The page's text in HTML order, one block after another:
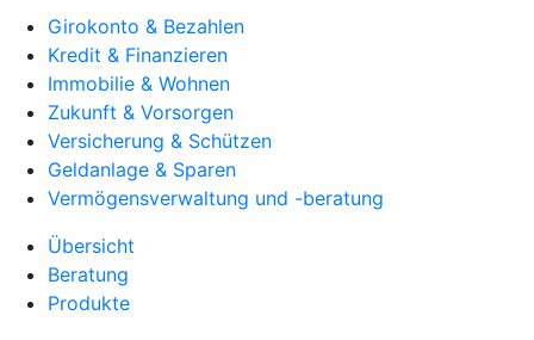
Girokonto & Bezahlen
Kredit & Finanzieren
Immobilie & Wohnen
Zukunft & Vorsorgen
Versicherung & Schützen
Geldanlage & Sparen
Vermögensverwaltung und -beratung
Übersicht
Beratung
Produkte